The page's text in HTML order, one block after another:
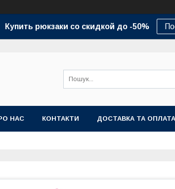
Купить рюкзаки со скидкой до -50%
НАС КОНТАКТИ ДОСТАВКА ТА ОПЛАТА